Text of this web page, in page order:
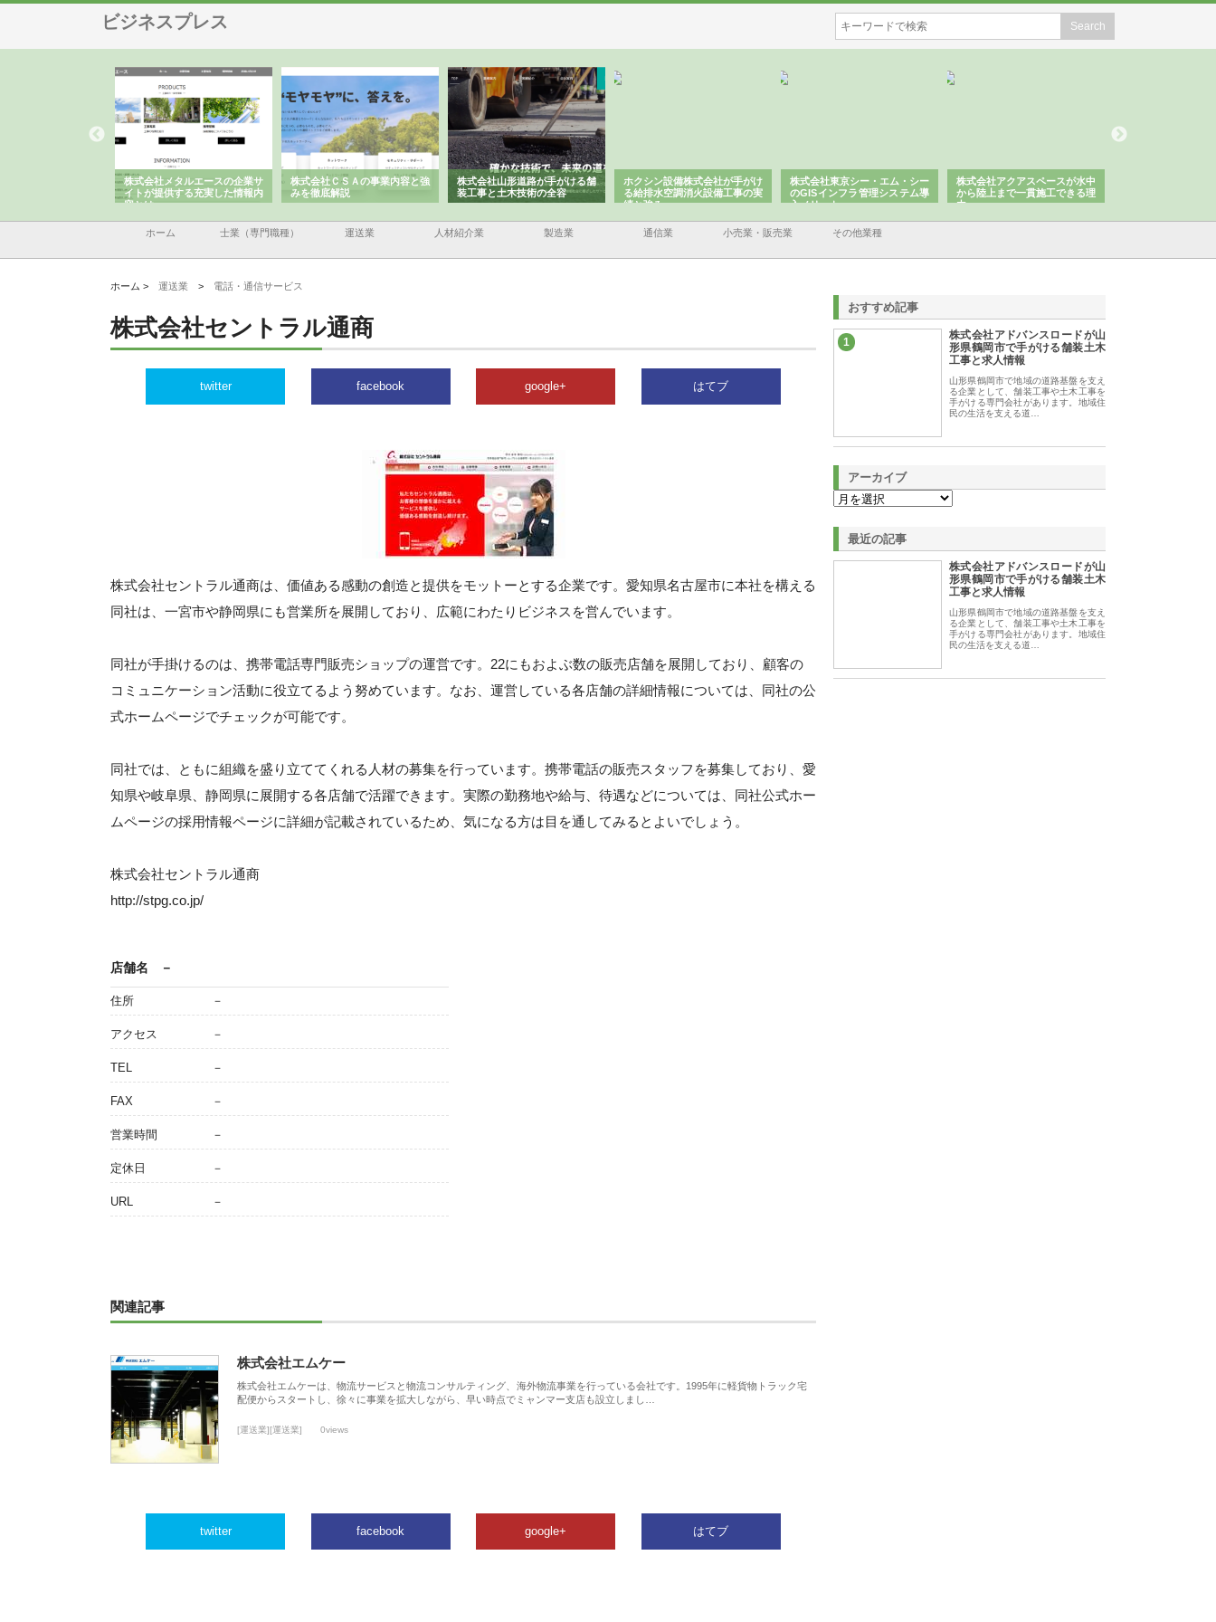
ビジネスプレス
株式会社メタルエースの企業サ
イトが提供する充実した情報内
容とは
株式会社ＣＳＡの事業内容と強
みを徹底解説
株式会社山形道路が手がける舗
装工事と土木技術の全容
ホクシン設備株式会社が手がけ
る給排水空調消火設備工事の実
績と強み
株式会社東京シー・エム・シー
のGISインフラ管理システム導
入メリット
株式会社アクアスペースが水中
から陸上まで一貫施工できる理
由
ホーム 士業（専門職種） 運送業 人材紹介業 製造業 通信業 小売業・販売業 その他業種
ホーム > 運送業 > 電話・通信サービス
株式会社セントラル通商
twitter facebook google+ はてブ
株式会社セントラル通商は、価値ある感動の創造と提供をモットーとする企業です。愛知県名古屋市に本社を構える
同社は、一宮市や静岡県にも営業所を展開しており、広範にわたりビジネスを営んでいます。
同社が手掛けるのは、携帯電話専門販売ショップの運営です。22にもおよぶ数の販売店舗を展開しており、顧客の
コミュニケーション活動に役立てるよう努めています。なお、運営している各店舗の詳細情報については、同社の公
式ホームページでチェックが可能です。
同社では、ともに組織を盛り立ててくれる人材の募集を行っています。携帯電話の販売スタッフを募集しており、愛
知県や岐阜県、静岡県に展開する各店舗で活躍できます。実際の勤務地や給与、待遇などについては、同社公式ホー
ムページの採用情報ページに詳細が記載されているため、気になる方は目を通してみるとよいでしょう。
株式会社セントラル通商
http://stpg.co.jp/
店舗名 －
住所 －
アクセス －
TEL －
FAX －
営業時間 －
定休日 －
URL －
関連記事
株式会社エムケー
株式会社エムケーは、物流サービスと物流コンサルティング、海外物流事業を行っている会社です。1995年に軽貨物トラック宅
配便からスタートし、徐々に事業を拡大しながら、早い時点でミャンマー支店も設立しまし…
[運送業][運送業] 0views
twitter facebook google+ はてブ
おすすめ記事
1
株式会社アドバンスロードが山
形県鶴岡市で手がける舗装土木
工事と求人情報
山形県鶴岡市で地域の道路基盤を支え
る企業として、舗装工事や土木工事を
手がける専門会社があります。地域住
民の生活を支える道…
アーカイブ
最近の記事
株式会社アドバンスロードが山
形県鶴岡市で手がける舗装土木
工事と求人情報
山形県鶴岡市で地域の道路基盤を支え
る企業として、舗装工事や土木工事を
手がける専門会社があります。地域住
民の生活を支える道…